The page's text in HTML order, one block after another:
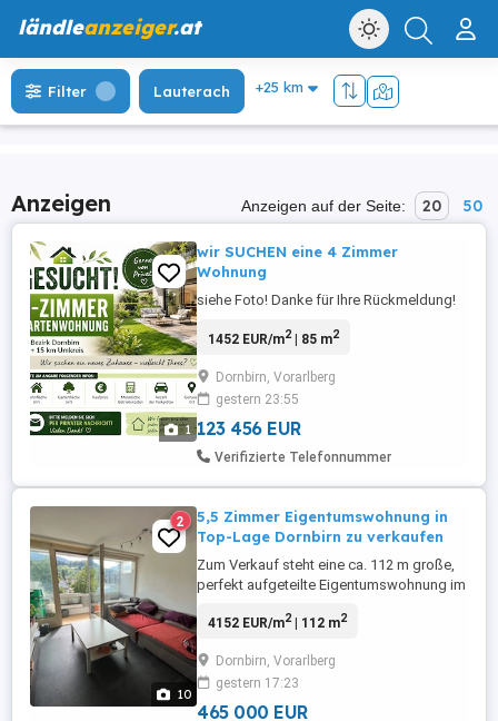
ländleanzeiger.at
Filter Lauterach
Anzeigen Anzeigen auf der Seite: 20 50
1
wir SUCHEN eine 4 Zimmer
Wohnung
siehe Foto! Danke für Ihre Rückmeldung!
1452 EUR/m2| 85 m2
Dornbirn, Vorarlberg
gestern 23:55
123 456 EUR
Verifizierte Telefonnummer
10
2
5,5 Zimmer Eigentumswohnung in
Top-Lage Dornbirn zu verkaufen
Zum Verkauf steht eine ca. 112 m große,
perfekt aufgeteilte Eigentumswohnung im
Wohnanlage (BJ 1975). Die Wohnung
direkt in der Marktstraße 65 in Dornbirn
das Zentrum ist in wenigen Minuten zu
Fuß erreichbar! Die Highlights:
4152 EUR/m2| 112 m2
Dornbirn, Vorarlberg
gestern 17:23
465 000 EUR